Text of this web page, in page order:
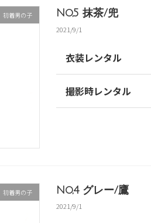
初着男の子 No,5 抹茶/兜
2021/9/1
衣装レンタル
撮影時レンタル
初着男の子 No,4 グレー/鷹
2021/9/1